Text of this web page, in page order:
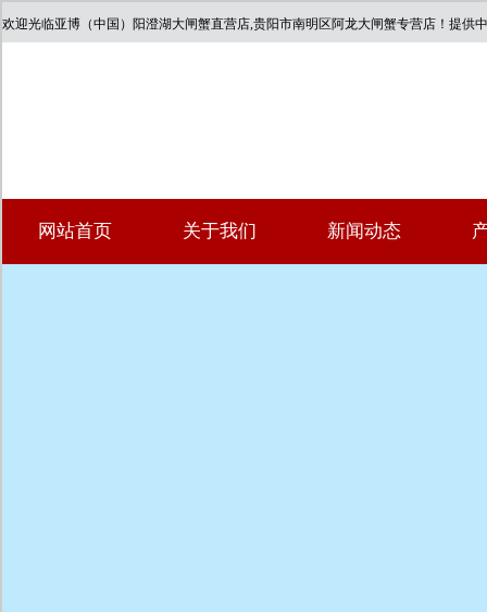
欢迎光临亚博（中国）阳澄湖大闸蟹直营店,贵阳市南明区阿龙大闸蟹专营店！提供
网站首页 关于我们 新闻动态